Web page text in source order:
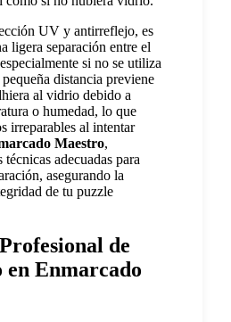
UV y antirreflejo, es
ligera separación entre el
si no se utiliza
distancia previene
al vidrio debido a
o humedad, lo que
irreparables al intentar
Maestro,
adecuadas para
asegurando la
de tu puzzle
de
en Enmarcado